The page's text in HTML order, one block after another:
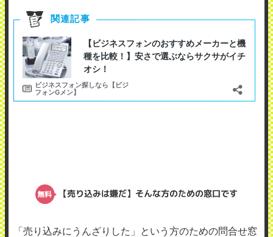
【売り込みは嫌だ】そんな方のための窓口です
「売り込みにうんざりした」という方のための問合せ窓